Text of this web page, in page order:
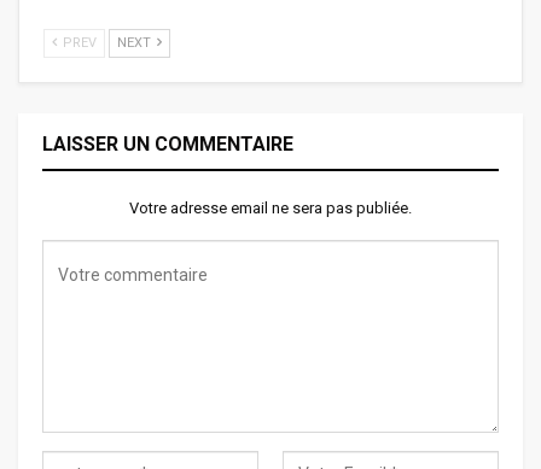
PREV NEXT
LAISSER UN COMMENTAIRE
Votre adresse email ne sera pas publiée.